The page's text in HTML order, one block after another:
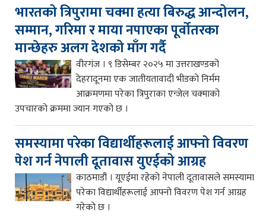
भारतको त्रिपुरामा चक्मा हत्या बिरुद्ध आन्दोलन,
सम्मान, गरिमा र माया नपाएका पूर्वोतरका
मान्छेहरु अलग देशको माँग गर्दै
वीरगंज । ९ डिसेम्बर २०२५ मा उत्तराखण्डको
देहरादूनमा एक जातीयतावादी भीडको निर्मम
आक्रमणमा परेका त्रिपुराका एन्जेल चक्माको
उपचारको क्रममा ज्यान गएको छ ।
समस्यामा परेका विद्यार्थीहरूलाई आफ्नो विवरण
पेश गर्न नेपाली दूतावास युएईको आग्रह
काठमाडौं । यूएईमा रहेको नेपाली दूतावासले समस्यामा
परेका विद्यार्थीहरूलाई आफ्नो विवरण पेश गर्न आग्रह
गरेको छ ।